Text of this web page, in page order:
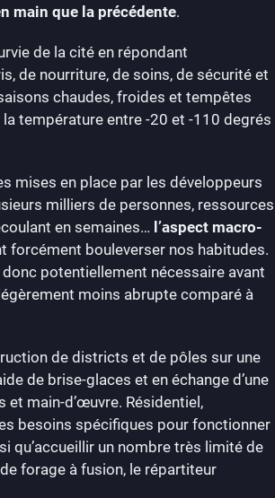
main que la précédente.
de la cité en répondant
de nourriture, de soins, de sécurité et
chaudes, froides et tempêtes
température entre -20 et -110 degrés
mises en place par les développeurs
milliers de personnes, ressources
en semaines… l’aspect macro-
forcément bouleverser nos habitudes.
potentiellement nécessaire avant
moins abrupte comparé à
de districts et de pôles sur une
de brise-glaces et en échange d’une
main-d’œuvre. Résidentiel,
besoins spécifiques pour fonctionner
qu’accueillir un nombre très limité de
forage à fusion, le répartiteur